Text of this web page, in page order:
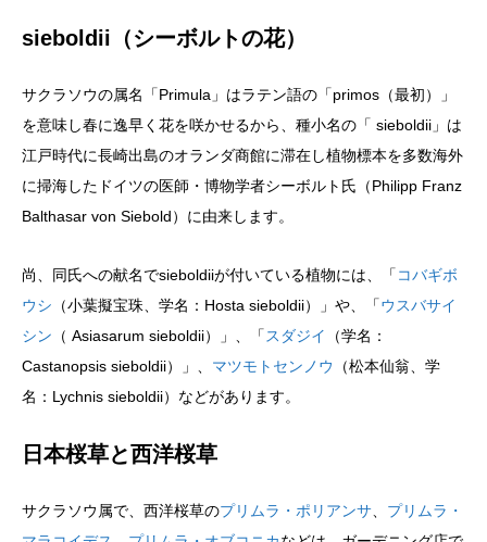
sieboldii（シーボルトの花）
サクラソウの属名「Primula」はラテン語の「primos（最初）」
を意味し春に逸早く花を咲かせるから、種小名の「 sieboldii」は
江戸時代に長崎出島のオランダ商館に滞在し植物標本を多数海外
に掃海したドイツの医師・博物学者シーボルト氏（Philipp Franz
Balthasar von Siebold）に由来します。
尚、同氏への献名でsieboldiiが付いている植物には、「 コバギボ
ウシ （小葉擬宝珠、学名：Hosta sieboldii）」や、「ウスバサイ
シン （ Asiasarum sieboldii）」、「 スダジイ
（学名：
Castanopsis sieboldii）」、 マツモトセンノウ
（松本仙翁、学
名：Lychnis sieboldii）などがあります。
日本桜草と西洋桜草
サクラソウ属で、西洋桜草のプリムラ・ポリアンサ、 プリムラ・